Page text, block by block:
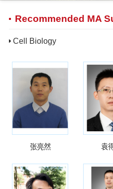
Recommended MA
Cell Biology
张亮然 袁